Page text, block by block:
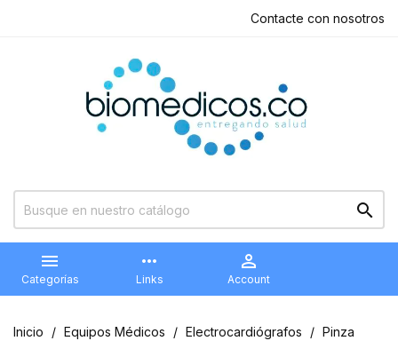
Contacte con nosotros


Categorías
more_horiz
Links

Account
Inicio Equipos Médicos Electrocardiógrafos
Pinza